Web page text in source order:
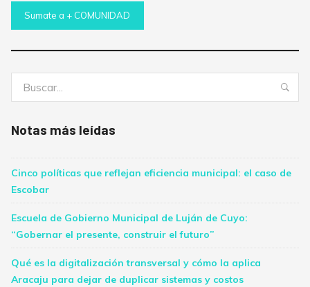
Sumate a + COMUNIDAD
Notas más leídas
Cinco políticas que reflejan eficiencia municipal: el caso de
Escobar
Escuela de Gobierno Municipal de Luján de Cuyo:
“Gobernar el presente, construir el futuro”
Qué es la digitalización transversal y cómo la aplica
Aracaju para dejar de duplicar sistemas y costos